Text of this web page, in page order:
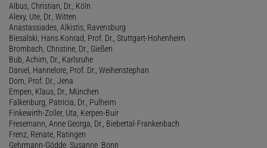
Albus, Christian, Dr., Köln
Alexy, Ute, Dr., Witten
Anastassiades, Alkistis, Ravensburg
Biesalski, Hans Konrad, Prof. Dr., Stuttgart-Hohenheim
Brombach, Christine, Dr., Gießen
Bub, Achim, Dr., Karlsruhe
Daniel, Hannelore, Prof. Dr., Weihenstephan
Dorn, Prof. Dr., Jena
Empen, Klaus, Dr., München
Falkenburg, Patricia, Dr., Pulheim
Finkewirth-Zoller, Uta, Kerpen-Buir
Fresemann, Anne Georga, Dr., Biebertal-Frankenbach
Frenz, Renate, Ratingen
Gehrmann-Gödde, Susanne, Bonn